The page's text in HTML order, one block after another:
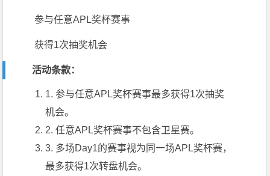
参与任意APL奖杯赛事
获得1次抽奖机会
活动条款：
1. 参与任意APL奖杯赛事最多获得1次抽奖
机会。
2. 任意APL奖杯赛事不包含卫星赛。
3. 多场Day1的赛事视为同一场APL奖杯赛，
最多获得1次转盘机会。